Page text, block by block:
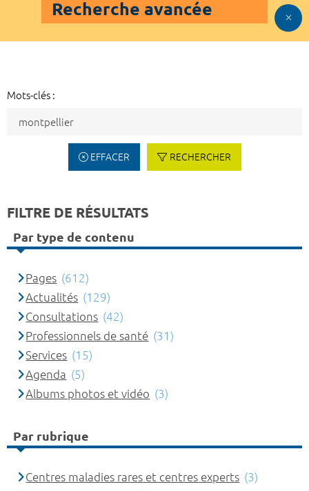
Recherche avancée
Mots-clés :
EFFACER RECHERCHER
FILTRE DE RÉSULTATS
Par type de contenu
Pages (612)
Actualités (129)
Consultations (42)
Professionnels de santé (31)
Services (15)
Agenda (5)
Albums photos et vidéo (3)
Par rubrique
Centres maladies rares et centres experts (3)